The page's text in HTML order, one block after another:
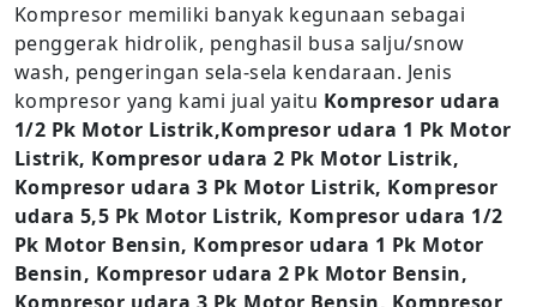
Kompresor memiliki banyak kegunaan sebagai
penggerak hidrolik, penghasil busa salju/snow
wash, pengeringan sela-sela kendaraan. Jenis
kompresor yang kami jual yaitu Kompresor udara
1/2 Pk Motor Listrik,Kompresor udara 1 Pk Motor
Listrik, Kompresor udara 2 Pk Motor Listrik,
Kompresor udara 3 Pk Motor Listrik, Kompresor
udara 5,5 Pk Motor Listrik, Kompresor udara 1/2
Pk Motor Bensin, Kompresor udara 1 Pk Motor
Bensin, Kompresor udara 2 Pk Motor Bensin,